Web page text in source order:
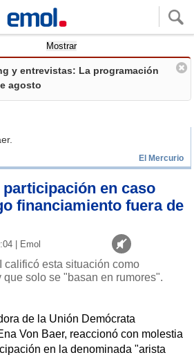
Mostrar
y entrevistas: La programación
agosto
El Mercurio
participación en caso
financiamiento fuera de
| Emol
calificó esta situación como
solo se "basan en rumores".
de la Unión Demócrata
Von Baer, reaccionó con molestia
en la denominada "arista